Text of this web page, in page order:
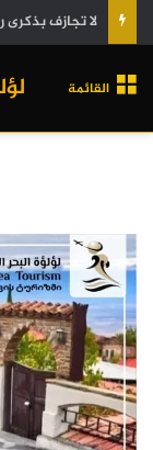
لا تجازف بذكرى
القائمة